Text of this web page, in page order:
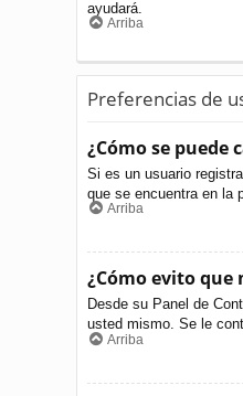
ayudará.
Arriba
Preferencias de
¿Cómo se
Si es un usuario
que se encuentra en la
Arriba
¿Cómo evito que
Desde su Panel de
usted mismo. Se le
Arriba